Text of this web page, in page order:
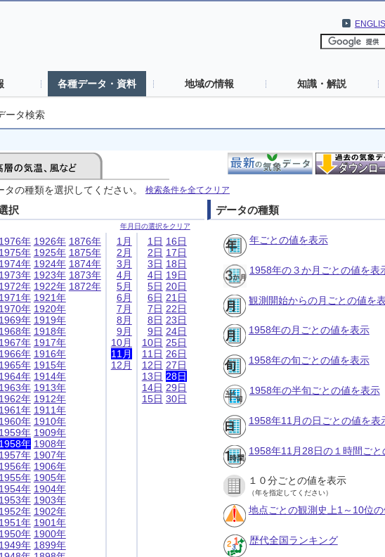
各種データ・資料 地域の情報 知識・解説
ータ検索
の種類を選択してください。 検索条件を全てクリア
択
年月日の選択をクリア
1976年
1975年
1974年
1973年
1972年
1971年
1970年
1969年
1968年
1967年
1966年
1965年
1964年
1963年
1962年
1961年
1960年
1959年
1958年
1957年
1956年
1955年
1954年
1953年
1952年
1951年
1950年
1949年
1926年
1925年
1924年
1923年
1922年
1921年
1920年
1919年
1918年
1917年
1916年
1915年
1914年
1913年
1912年
1911年
1910年
1909年
1908年
1907年
1906年
1905年
1904年
1903年
1902年
1901年
1900年
1899年
1876年
1875年
1874年
1873年
1872年
1月
2月
3月
4月
5月
6月
7月
8月
9月
10月
11月
12月
1日
2日
3日
4日
5日
6日
7日
8日
9日
10日
11日
12日
13日
14日
15日
16日
17日
18日
19日
20日
21日
22日
23日
24日
25日
26日
27日
28日
29日
30日
データの種類
年ごとの値を表示
1958年の３か月ごとの値を表
観測開始からの月ごとの値を
1958年の月ごとの値を表示
1958年の旬ごとの値を表示
1958年の半旬ごとの値を表示
1958年11月の日ごとの値を表
1958年11月28日の１時間ごと
１０分ごとの値を表示
（年を指定してください）
地点ごとの観測史上1～10位の
歴代全国ランキング